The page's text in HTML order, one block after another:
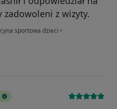
zadowoleni z wizyty.
sportowa dzieci •